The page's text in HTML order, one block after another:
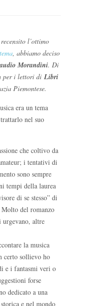
l’ottimo
, abbiamo deciso
Morandini. Di
per i lettori di Libri
Piemontese.
era un tema
nel suo
che coltivo da
i tentativi di
sono sempre
tempi della laurea
di se stesso” di
del romanzo
altre
la musica
certo sollievo ho
e i fantasmi veri o
forse
dedicato a una
e nel mondo